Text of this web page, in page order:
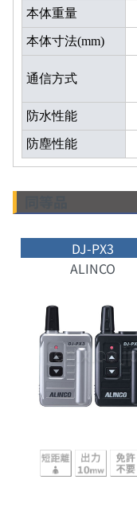
本体重量
本体寸法(mm)
通信方式
防水性能
防塵性能
DJ-PX3
ALINCO